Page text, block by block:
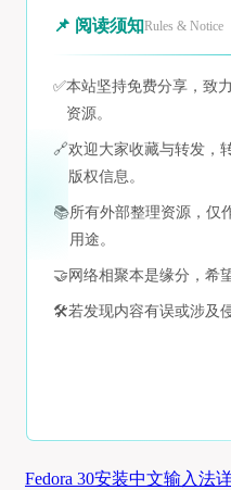
📌 阅读须知Rules & Notice
✅本站坚持免费分享，致
资源。
🔗欢迎大家收藏与转发，
版权信息。
📚所有外部整理资源，仅
用途。
🤝 网络相聚本是缘分，希
🛠️若发现内容有误或涉及
Fedora 30安装中文输入法